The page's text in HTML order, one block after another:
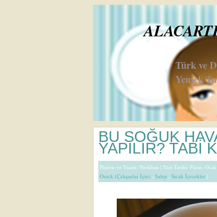
Türk ve
Yemek
BU SOĞUK
YAPILIR? TABİ
Pişiren ve Yazan: Neslihan | Yazı Tarihi: Pazar,
Ouick (Çalışanlar İçin) , Salep , Sıcak İçecekler |